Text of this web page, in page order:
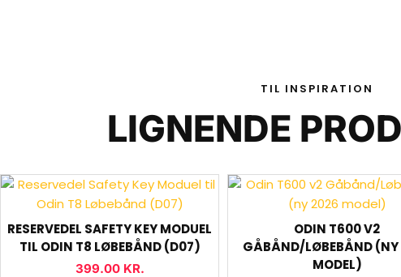
TIL INSPIRATION
LIGNENDE
RESERVEDEL SAFETY KEY MODUEL
TIL ODIN T8 LØBEBÅND (D07)
399.00 KR.
ODIN T600 V2
GÅBÅND/LØBEBÅND
MODEL)